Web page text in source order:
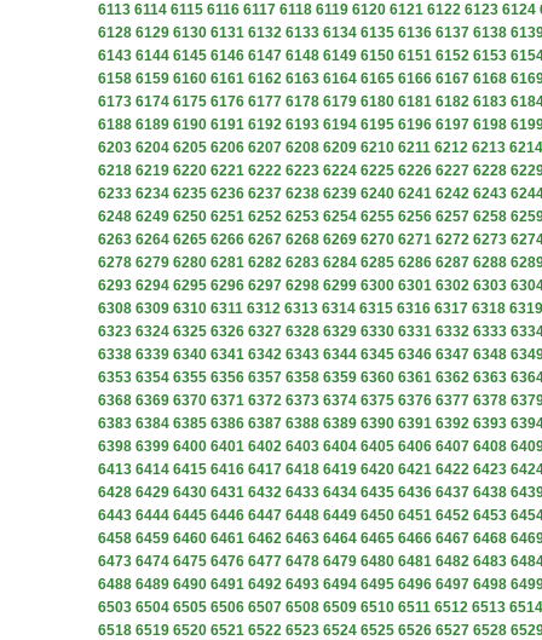
6113 6114 6115 6116 6117 6118 6119 6120 6121 6122 6123 6124
6128 6129 6130 6131 6132 6133 6134 6135 6136 6137 6138
6143 6144 6145 6146 6147 6148 6149 6150 6151 6152 6153
6158 6159 6160 6161 6162 6163 6164 6165 6166 6167 6168
6173 6174 6175 6176 6177 6178 6179 6180 6181 6182 6183
6188 6189 6190 6191 6192 6193 6194 6195 6196 6197 6198
6203 6204 6205 6206 6207 6208 6209 6210 6211 6212 6213 6214
6218 6219 6220 6221 6222 6223 6224 6225 6226 6227 6228
6233 6234 6235 6236 6237 6238 6239 6240 6241 6242 6243
6248 6249 6250 6251 6252 6253 6254 6255 6256 6257 6258
6263 6264 6265 6266 6267 6268 6269 6270 6271 6272 6273
6278 6279 6280 6281 6282 6283 6284 6285 6286 6287 6288
6293 6294 6295 6296 6297 6298 6299 6300 6301 6302 6303
6308 6309 6310 6311 6312 6313 6314 6315 6316 6317 6318 6319
6323 6324 6325 6326 6327 6328 6329 6330 6331 6332 6333
6338 6339 6340 6341 6342 6343 6344 6345 6346 6347 6348
6353 6354 6355 6356 6357 6358 6359 6360 6361 6362 6363
6368 6369 6370 6371 6372 6373 6374 6375 6376 6377 6378
6383 6384 6385 6386 6387 6388 6389 6390 6391 6392 6393
6398 6399 6400 6401 6402 6403 6404 6405 6406 6407 6408
6413 6414 6415 6416 6417 6418 6419 6420 6421 6422 6423
6428 6429 6430 6431 6432 6433 6434 6435 6436 6437 6438
6443 6444 6445 6446 6447 6448 6449 6450 6451 6452 6453
6458 6459 6460 6461 6462 6463 6464 6465 6466 6467 6468
6473 6474 6475 6476 6477 6478 6479 6480 6481 6482 6483
6488 6489 6490 6491 6492 6493 6494 6495 6496 6497 6498
6503 6504 6505 6506 6507 6508 6509 6510 6511 6512 6513 6514
6518 6519 6520 6521 6522 6523 6524 6525 6526 6527 6528